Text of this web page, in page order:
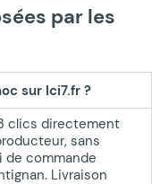
par les
sur Ici7.fr ?
clics directement
sans
de commande
Livraison